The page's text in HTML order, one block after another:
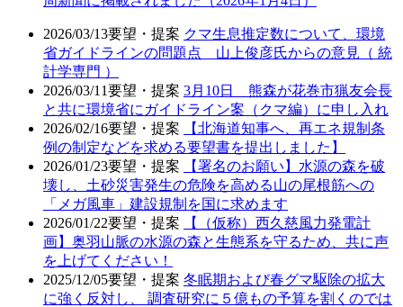
2026/03/13要望・提案 クマ生息推定数について、環境
省ガイドラインの問題点 山上俊彦氏からの意見（ 統
計学専門 ）
2026/03/11要望・提案 3月10日 熊森が花巻市猟友会長
と共に環境省にガイドライン案（クマ編）に申し入れ
2026/02/16要望・提案
【北海道知事へ、再エネ規制条
例の制定などを求める要望書を提出しました】
2026/01/23要望・提案
【署名のお願い】水源の森を破
壊し、土砂災害発生の危険を高める山の尾根筋への
「メガ風車」建設規制を国に求めます
2026/01/22要望・提案
【（仮称）西久慈風力発電計
画】奥羽山脈の水源の森と生態系を守るため、共に声
を上げてください！
2025/12/05要望・提案 冬眠期および春グマ駆除の拡大
に強く反対し、 調査研究に５億もの予算を割くのでは